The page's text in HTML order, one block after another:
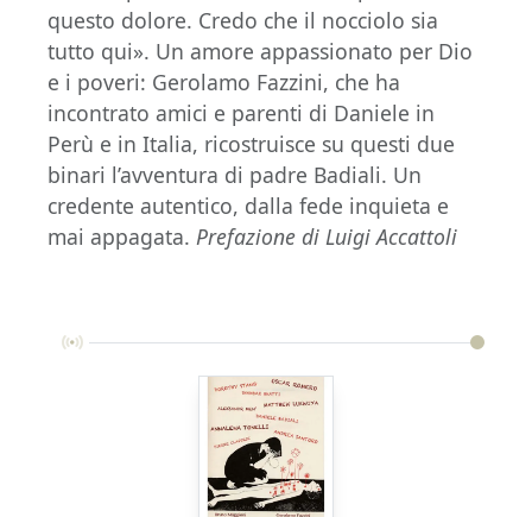
questo dolore. Credo che il nocciolo sia
tutto qui». Un amore appassionato per Dio
e i poveri: Gerolamo Fazzini, che ha
incontrato amici e parenti di Daniele in
Perù e in Italia, ricostruisce su questi due
binari l’avventura di padre Badiali. Un
credente autentico, dalla fede inquieta e
mai appagata. Prefazione di Luigi Accattoli